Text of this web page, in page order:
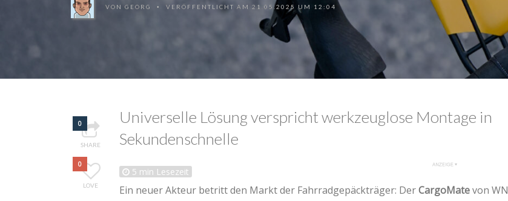
VON GEORG • VERÖFFENTLICHT AM 21.05.2025 UM 12:04
0
SHARE
0
LOVE
Universelle Lösung verspricht werkzeuglose Montage in
Sekundenschnelle
5 min Lesezeit
Ein neuer Akteur betritt den Markt der Fahrradgepäckträger: DerCargoMatevon WN